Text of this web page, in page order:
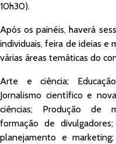
10h30).
Após os painéis, haverá
individuais, feira de ideias e
várias áreas temáticas do
Arte e ciência;
Jornalismo científico e
ciências; Produção de
formação de
planejamento e